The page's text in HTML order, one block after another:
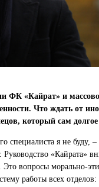
ФК «Кайрат» и
Что ждать от
который сам
специалиста я не буду, –
Руководство
Это вопросы морально-
работы всех